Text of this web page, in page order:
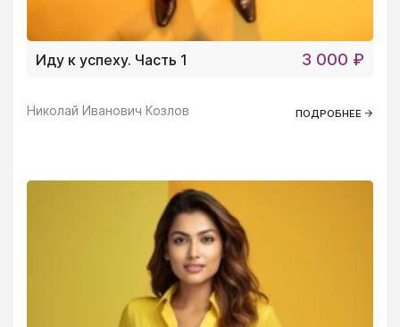
Иду к успеху. Часть 1 3 000 ₽
Николай Иванович Козлов ПОДРОБНЕЕ